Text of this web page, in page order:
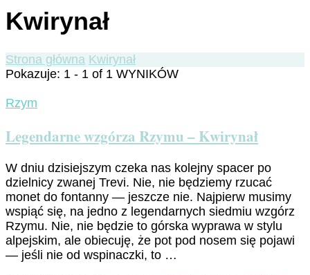
Kwirynał
Strona główna Kwirynał
Pokazuje: 1 - 1 of 1 WYNIKÓW
Rzym
Legendarne wzgórza Rzymu – Kwirynał
W dniu dzisiejszym czeka nas kolejny spacer po
dzielnicy zwanej Trevi. Nie, nie będziemy rzucać
monet do fontanny — jeszcze nie. Najpierw musimy
wspiąć się, na jedno z legendarnych siedmiu wzgórz
Rzymu. Nie, nie będzie to górska wyprawa w stylu
alpejskim, ale obiecuję, że pot pod nosem się pojawi
— jeśli nie od wspinaczki, to …